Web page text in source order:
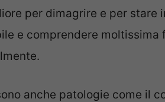
per dimagrire e per stare
e comprendere
anche patologie come il